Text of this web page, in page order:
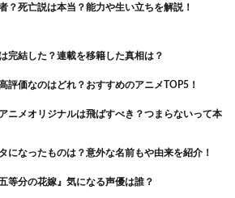
？死亡説は本当？能力や生い立ちを解説！
完結した？連載を移籍した真相は？
評価なのはどれ？おすすめのアニメTOP5！
ニメオリジナルは飛ばすべき？つまらないって本
になったものは？意外な名前もや由来を紹介！
等分の花嫁』気になる声優は誰？